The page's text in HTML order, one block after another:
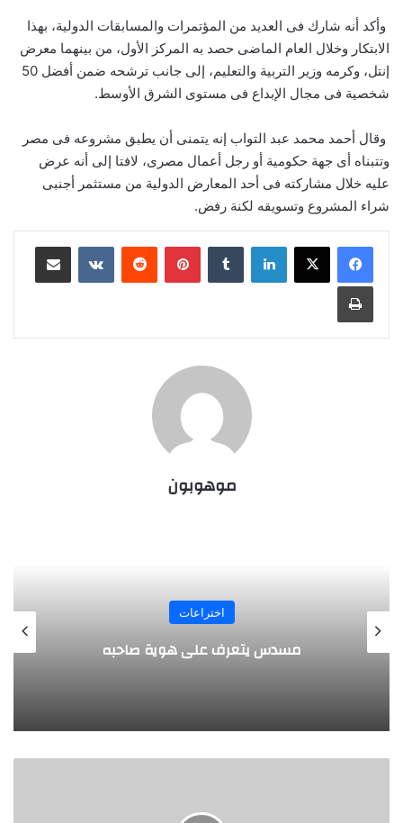
وأكد أنه شارك فى العديد من المؤتمرات والمسابقات الدولية، بهذا
الابتكار وخلال العام الماضى حصد به المركز الأول، من بينهما معرض
إنتل، وكرمه وزير التربية والتعليم، إلى جانب ترشحه ضمن أفضل 50
شخصية فى مجال الإبداع فى مستوى الشرق الأوسط.
وقال أحمد محمد عبد التواب إنه يتمنى أن يطبق مشروعه فى مصر
وتتبناه أى جهة حكومية أو رجل أعمال مصرى، لافتا إلى أنه عرض
عليه خلال مشاركته فى أحد المعارض الدولية من مستثمر أجنبى
شراء المشروع وتسويقه لكنة رفض.
لينكدإن بينتيريست
موهوبون
طفل مصري يخرج قصاصات الورق من أنفه
وفمه